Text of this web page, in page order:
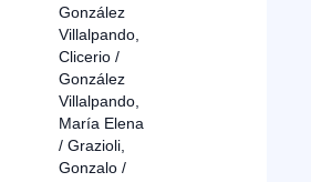
González
Villalpando,
Clicerio /
González
Villalpando,
María Elena
/ Grazioli,
Gonzalo /